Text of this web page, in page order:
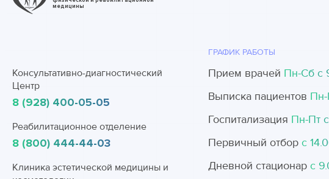
медицины
Консультативно-диагностический
Центр
8 (928) 400-05-05
Реабилитационное отделение
8 (800) 444-44-03
Клиника эстетической медицины и
ГРАФИК РАБОТЫ
Прием врачей Пн-Cб с
Выписка пациентов Пн-
Госпитализация Пн-Пт
Первичный отбор с
Дневной стационар с